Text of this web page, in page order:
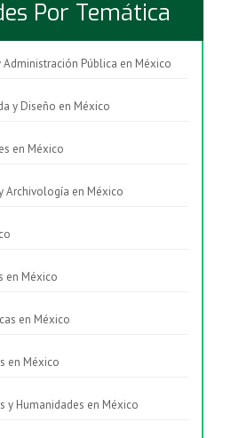
Por Temática
Pública en México
y Diseño en México
en México
Archivología en México
en México
en México
en México
y Humanidades en México